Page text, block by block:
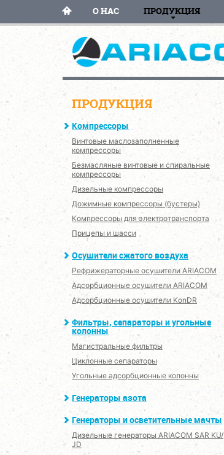
О НАС ПРОДУКЦИЯ
ПРОДУКЦИЯ
Компрессоры
Винтовые маслозаполненные
компрессоры
Безмасляные винтовые и спиральные
компрессоры
Дизельные компрессоры
Дожимные компрессоры (бустеры)
Компрессоры для электротранспорта
Прицепы и шасси
Осушители сжатого воздуха
Рефрижераторные осушители ARIACOM
Адсорбционные осушители ARIACOM
Адсорбционные осушители KonDR
Фильтры, сепараторы и угольные
колонны
Магистральные фильтры
Циклонные сепараторы
Угольные адсорбционные колонны
Генераторы азота
Генераторы и осветительные мачты
Дизельные генераторы ARIACOM SAR KU/
JD